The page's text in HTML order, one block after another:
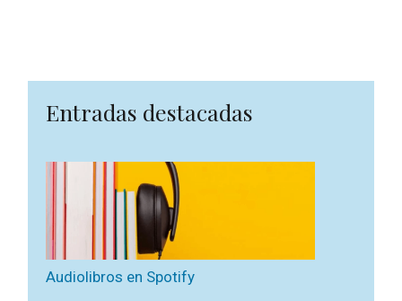
Entradas destacadas
Audiolibros en Spotify